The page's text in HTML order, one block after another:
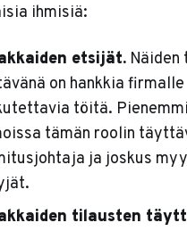
ihmisiä:
etsijät.Näiden
on hankkia firmalle
töitä.
tämän roolin
ja joskus
tilausten